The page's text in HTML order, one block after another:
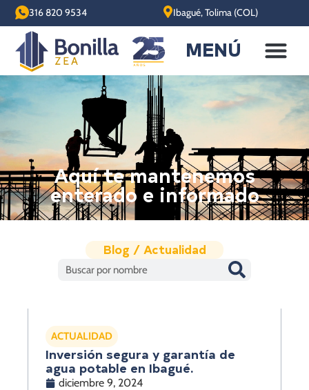
316 820 9534 Ibagué, Tolima (COL)
MENÚ
Aquí te mantenemos
enterado e informado
Blog / Actualidad
ACTUALIDAD
Inversión segura y garantía de
agua potable en Ibagué.
diciembre 9, 2024